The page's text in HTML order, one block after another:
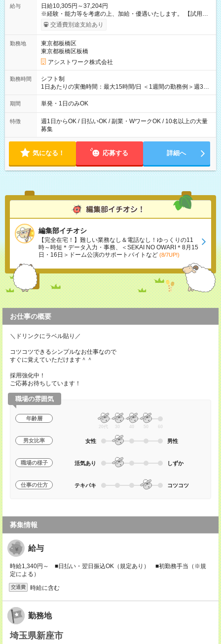
給与
日給10,305円～37,204円
※経験・能力等を考慮の上、加給・優遇いたします。 【試用期
間】試用期間なし
交通費別途支給あり
勤務地
東京都板橋区
東京都板橋区板橋
アシストワーク株式会社
勤務時間
シフト制
1日あたりの実働時間：最大15時間/日 ＜1週間の勤務例＞週3回
勤務 勤務：月・水・金 休み：火・木・土・日 好きな時にお仕事
可能です！ ※1日あたりの最大実働時間は日勤、夜勤共に勤務し
期間 単発・1日のみOK
特徴
週1日からOK / 日払いOK / 副業・WワークOK / 10名以上の大量
募集
気になる！ 応募する 詳細へ
編集部イチオシ
【完全在宅！】難しい業務なし＆電話なし！ゆっくりの11
時～時短＊データ入力・事務、＜SEKAI NO OWARI＊8月15
日・16日＞ドーム公演のサポートバイトなど (8/7UP!)
お仕事の概要
＼ドリンクにラベル貼り／
コツコツできるシンプルなお仕事なので
すぐに覚えていただけます＾＾
採用強化中！
ご応募お待ちしています！
職場の雰囲気
年齢層
20代 30 40 50 60
男女比率 女性 男性
職場の様子 活気あり しずか
仕事の仕方 テキパキ コツコツ
募集情報
給与
時給1,340円～ ■日払い・翌日振込OK（規定あり） ■初勤務手当（※規
定による）
交通費 時給に含む
勤務地
埼玉県新座市